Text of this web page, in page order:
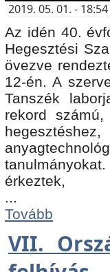
2019. 05. 01. -
Az idén 40.
Hegesztési
övezve
12-én. A
Tanszék
rekord
érkeztek,
...
Tovább
VII.